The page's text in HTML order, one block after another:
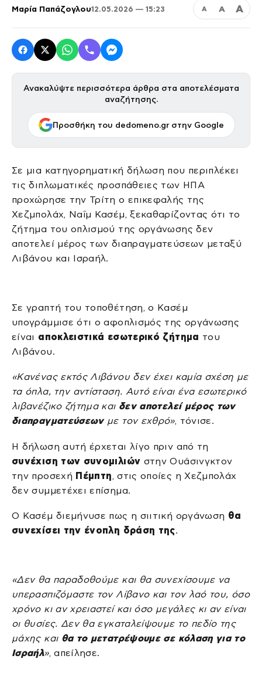
Μαρία Παπάζογλου12.05.2026 — 15:23 Α Α Α
Ανακαλύψτε περισσότερα άρθρα στα αποτελέσματα
αναζήτησης.
Προσθήκη του dedomeno.gr στην Google
Σε μια κατηγορηματική δήλωση που περιπλέκει
τις διπλωματικές προσπάθειες των ΗΠΑ
προχώρησε την Τρίτη ο επικεφαλής της
Χεζμπολάχ, Ναΐμ Κασέμ, ξεκαθαρίζοντας ότι το
ζήτημα του οπλισμού της οργάνωσης δεν
αποτελεί μέρος των διαπραγματεύσεων μεταξύ
Λιβάνου και Ισραήλ.
Σε γραπτή του τοποθέτηση, ο Κασέμ
υπογράμμισε ότι ο αφοπλισμός της οργάνωσης
είναι αποκλειστικά εσωτερικό ζήτημα του
Λιβάνου.
«Κανένας εκτός Λιβάνου δεν έχει καμία σχέση με
τα όπλα, την αντίσταση. Αυτό είναι ένα εσωτερικό
λιβανέζικο ζήτημα και δεν αποτελεί μέρος των
διαπραγματεύσεωνμε τον εχθρό», τόνισε.
Η δήλωση αυτή έρχεται λίγο πριν από τη
συνέχιση των συνομιλιών στην Ουάσινγκτον
την προσεχή Πέμπτη, στις οποίες η Χεζμπολάχ
δεν συμμετέχει επίσημα.
Ο Κασέμ διεμήνυσε πως η σιιτική οργάνωση θα
συνεχίσει την ένοπλη δράση της.
«Δεν θα παραδοθούμε και θα συνεχίσουμε να
υπερασπιζόμαστε τον Λίβανο και τον λαό του, όσο
χρόνο κι αν χρειαστεί και όσο μεγάλες κι αν είναι
οι θυσίες. Δεν θα εγκαταλείψουμε το πεδίο της
μάχης καιθα το μετατρέψουμε σε κόλαση για το
Ισραήλ», απείλησε.